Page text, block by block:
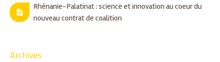
Rhénanie-Palatinat : science et innovation au coeur du
nouveau contrat de coalition
Archives